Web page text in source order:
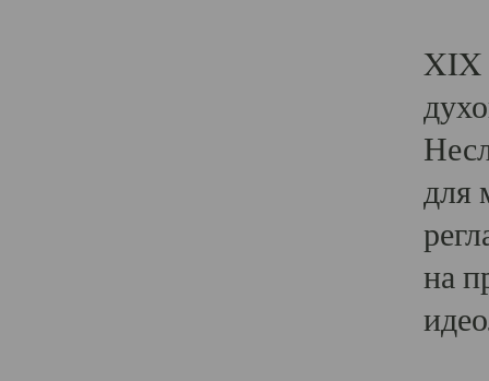
XIX
для
на